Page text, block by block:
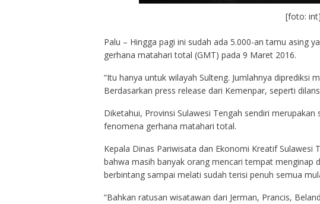
[foto: int]
Palu – Hingga pagi ini sudah ada 5.000-an tamu asing
gerhana matahari total (GMT) pada 9 Maret 2016.
“Itu hanya untuk wilayah Sulteng. Jumlahnya diprediksi
Berdasarkan press release dari Kemenpar, seperti
Diketahui, Provinsi Sulawesi Tengah sendiri
fenomena gerhana matahari total.
Kepala Dinas Pariwisata dan Ekonomi Kreatif
bahwa masih banyak orang mencari tempat menginap
berbintang sampai melati sudah terisi penuh semua
“Bahkan ratusan wisatawan dari Jerman, Prancis,